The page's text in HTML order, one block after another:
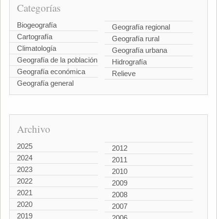
Categorías
Biogeografía
Cartografía
Climatología
Geografía de la población
Geografía económica
Geografía general
Geografía regional
Geografía rural
Geografía urbana
Hidrografía
Relieve
Archivo
2025
2024
2023
2022
2021
2020
2019
2012
2011
2010
2009
2008
2007